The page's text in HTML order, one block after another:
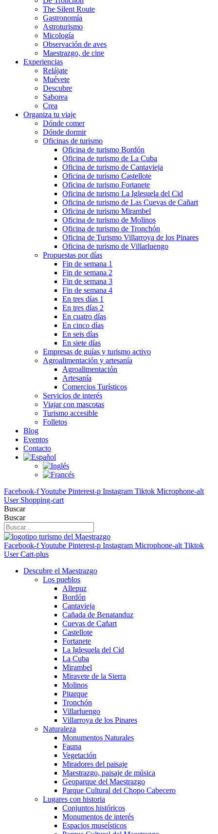
The Silent Route
Gastronomía
Astroturismo
Micología
Observación de aves
Maestrazgo, de cine
Experiencias
Relájate
Muévete
Descubre
Saborea
Crea
Organiza tu viaje
Dónde comer
Dónde dormir
Oficinas de turismo
Oficina de turismo Bordón
Oficina de turismo de La Cuba
Oficina de turismo de Cantavieja
Oficina de turismo Castellote
Oficina de turismo Fortanete
Oficina de turismo La Iglesuela del Cid
Oficina de turismo de Las Cuevas de Cañart
Oficina de turismo Mirambel
Oficina de turismo de Molinos
Oficina de turismo de Tronchón
Oficina de Turismo Villarroya de los Pinares
Oficina de turismo de Villarluengo
Propuestas por días
Fin de semana 1
Fin de semana 2
Fin de semana 3
Fin de semana 4
En tres días 1
En tres días 2
En cuatro días
En cinco días
En seis días
En siete días
Empresas de guías y turismo activo
Agroalimentación y artesanía
Agroalimentación
Artesanía
Comercios Turísticos
Servicios de interés
Viajar con mascotas
Turismo accesible
Folletos
Blog
Eventos
Contacto
Facebook-fYoutube Pinterest-p Instagram Tiktok Microphone-alt
User Shopping-cart
Buscar
Buscar
Facebook-fYoutube Pinterest-p Instagram Microphone-alt Tiktok
User Cart-plus
Descubre el Maestrazgo
Los pueblos
Allepuz
Bordón
Cantavieja
Cañada de Benatanduz
Cuevas de Cañart
Castellote
Fortanete
La Iglesuela del Cid
La Cuba
Mirambel
Miravete de la Sierra
Molinos
Pitarque
Tronchón
Villarluengo
Villarroya de los Pinares
Naturaleza
Monumentos Naturales
Fauna
Vegetación
Miradores del paisaje
Maestrazgo, paisaje de música
Geoparque del Maestrazgo
Parque Cultural del Chopo Cabecero
Lugares con historia
Conjuntos históricos
Monumentos de interés
Espacios museísticos